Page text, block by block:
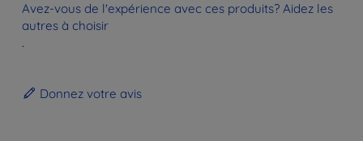
Avez-vous de l'expérience avec ces produits? Aidez les
autres à choisir
.
Donnez votre avis